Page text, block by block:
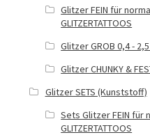
Glitzer FEIN für
GLITZERTATTOOS
Glitzer GROB 0,4 -
Glitzer CHUNKY &
Glitzer SETS (Kunststoff)
Sets Glitzer FEIN für
GLITZERTATTOOS